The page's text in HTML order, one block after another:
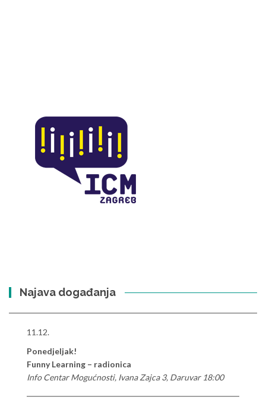
Najava događanja
11.12.
Ponedjeljak!
Funny Learning – radionica
Info Centar Mogućnosti, Ivana Zajca 3, Daruvar 18:00